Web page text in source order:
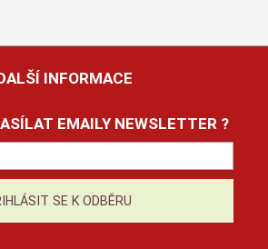
INFORMACE
EMAILY NEWSLETTER ?